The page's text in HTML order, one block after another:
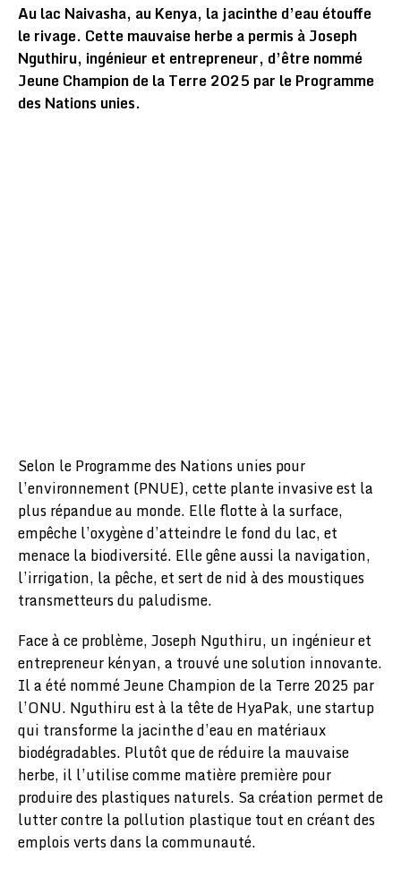
Au lac Naivasha, au Kenya, la jacinthe d’eau étouffe
le rivage. Cette mauvaise herbe a permis à Joseph
Nguthiru, ingénieur et entrepreneur, d’être nommé
Jeune Champion de la Terre 2025 par le Programme
des Nations unies.
Selon le Programme des Nations unies pour
l’environnement (PNUE), cette plante invasive est la
plus répandue au monde. Elle flotte à la surface,
empêche l’oxygène d’atteindre le fond du lac, et
menace la biodiversité. Elle gêne aussi la navigation,
l’irrigation, la pêche, et sert de nid à des moustiques
transmetteurs du paludisme.
Face à ce problème, Joseph Nguthiru, un ingénieur et
entrepreneur kényan, a trouvé une solution innovante.
Il a été nommé Jeune Champion de la Terre 2025 par
l’ONU. Nguthiru est à la tête de HyaPak, une startup
qui transforme la jacinthe d’eau en matériaux
biodégradables. Plutôt que de réduire la mauvaise
herbe, il l’utilise comme matière première pour
produire des plastiques naturels. Sa création permet de
lutter contre la pollution plastique tout en créant des
emplois verts dans la communauté.